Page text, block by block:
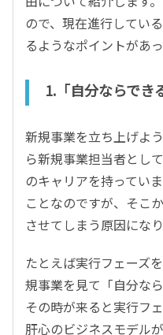
ので、現在進行してい
るようなポイントがあ
1.「自分ならでき
新規事業を立ち上げよ
ら新規事業担当者とし
のキャリアを持ってい
ことなのですが、そこ
させてしまう原因になり
たとえば実行フェーズ
規事業を見て「自分な
その時が来ると実行フ
肝心のビジネスモデル